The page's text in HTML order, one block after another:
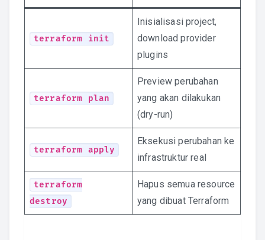
terraform init
Inisialisasi project,
download provider
plugins
terraform plan
Preview perubahan
yang akan dilakukan
(dry-run)
terraform apply
Eksekusi perubahan ke
infrastruktur real
terraform
destroy
Hapus semua resource
yang dibuat Terraform